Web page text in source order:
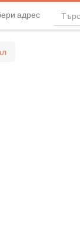
адрес